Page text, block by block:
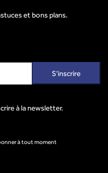
et bons plans.
à la newsletter.
à tout moment